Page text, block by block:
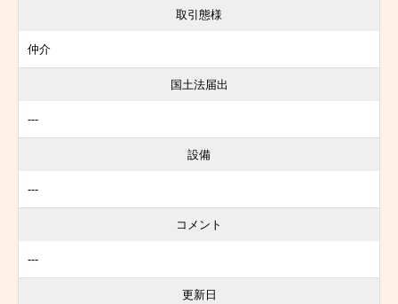
取引態様
仲介
国土法届出
---
設備
---
コメント
---
更新日